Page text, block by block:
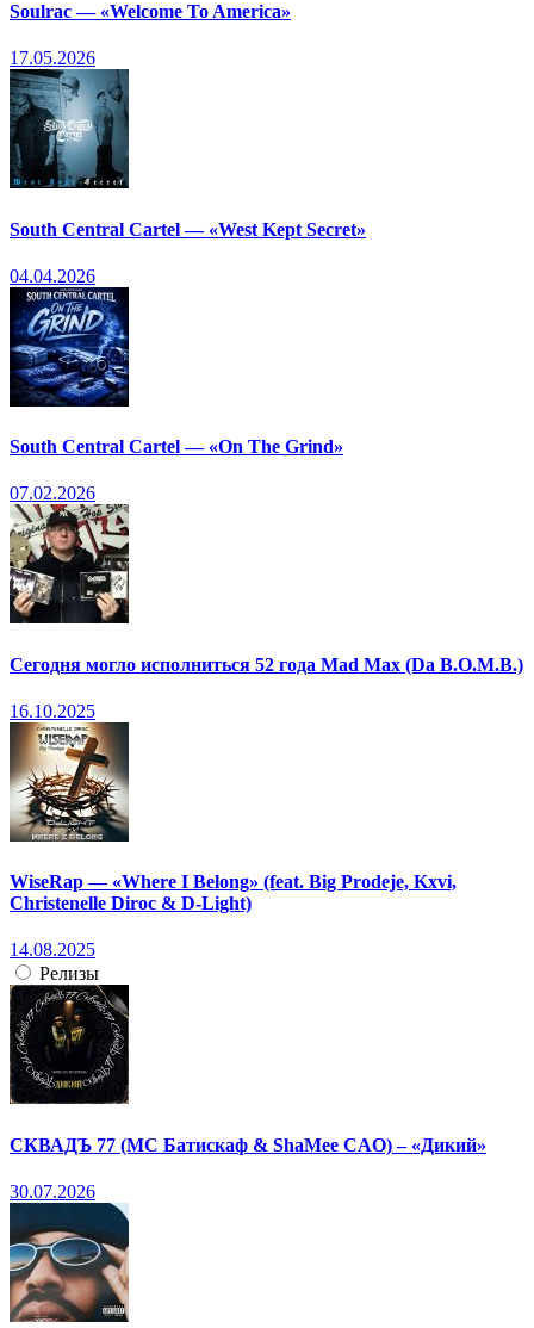
Soulrac — «Welcome To America»
17.05.2026
South Central Cartel — «West Kept Secret»
04.04.2026
South Central Cartel — «On The Grind»
07.02.2026
Сегодня могло исполниться 52 года Mad Max (Da B.O.M.B.)
16.10.2025
WiseRap — «Where I Belong» (feat. Big Prodeje, Kxvi,
Christenelle Diroc & D-Light)
14.08.2025
Релизы
СКВАДЪ 77 (МС Батискаф & ShaMee CAO) – «Дикий»
30.07.2026